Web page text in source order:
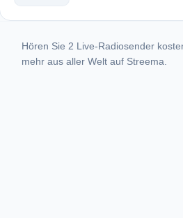
Hören Sie 2 Live-Radiosender
mehr aus aller Welt auf Streema.